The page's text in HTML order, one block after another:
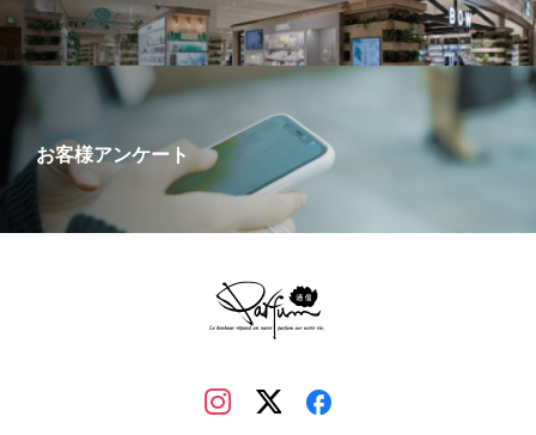
お客様アンケート